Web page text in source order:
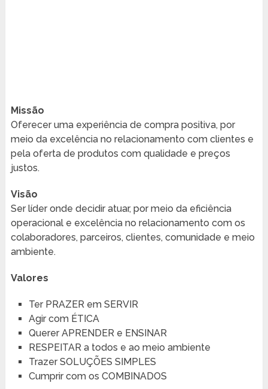
Missão
Oferecer uma experiência de compra positiva, por
meio da excelência no relacionamento com clientes e
pela oferta de produtos com qualidade e preços
justos.
Visão
Ser líder onde decidir atuar, por meio da eficiência
operacional e excelência no relacionamento com os
colaboradores, parceiros, clientes, comunidade e meio
ambiente.
Valores
Ter PRAZER em SERVIR
Agir com ÉTICA
Querer APRENDER e ENSINAR
RESPEITAR a todos e ao meio ambiente
Trazer SOLUÇÕES SIMPLES
Cumprir com os COMBINADOS